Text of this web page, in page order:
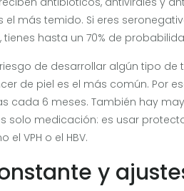
el más temido. Si eres
tienes hasta un 70% de
de desarrollar algún tipo
de piel es el más común. Por
cada 6 meses. También hay
solo medicación: es usar
VPH o el HBV.
y